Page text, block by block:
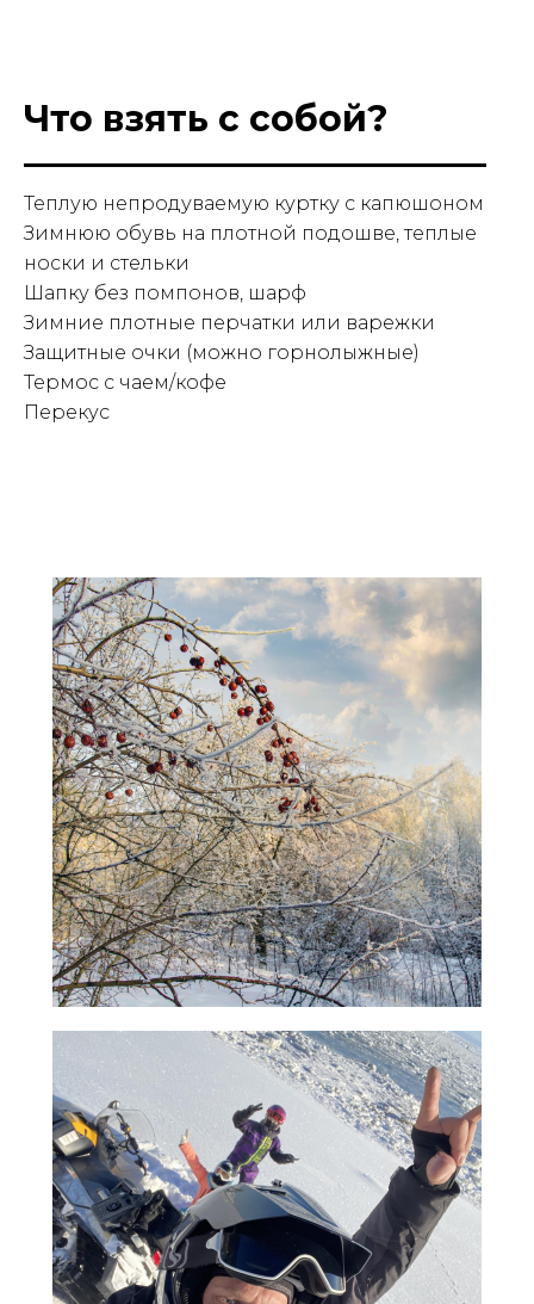
Что взять с собой?
Теплую непродуваемую куртку с капюшоном
Зимнюю обувь на плотной подошве, теплые
носки и стельки
Шапку без помпонов, шарф
Зимние плотные перчатки или варежки
Защитные очки (можно горнолыжные)
Термос с чаем/кофе
Перекус